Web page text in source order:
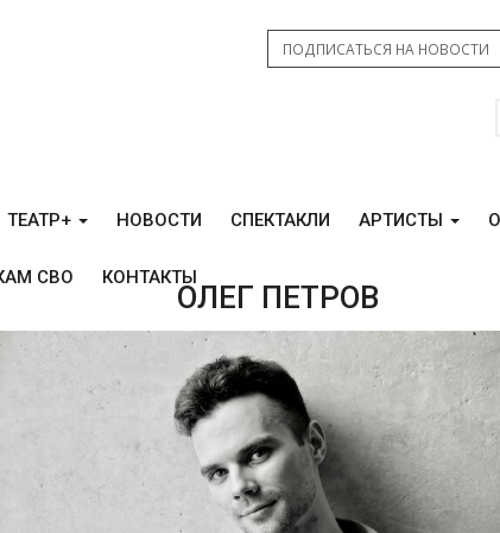
ПОДПИСАТЬСЯ НА НОВОСТИ
ТЕАТР+ НОВОСТИ СПЕКТАКЛИ АРТИСТЫ
СВО КОНТАКТЫ
ОЛЕГ ПЕТРОВ